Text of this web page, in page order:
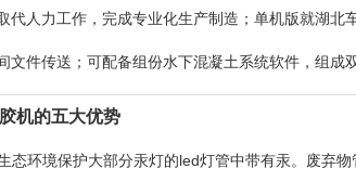
代人力工作，完成专业化生产制造；单机版就湖北
文件传送；可配备组份水下混凝土系统软件，组成
配备螺钉锁付组织湖
机的五大优势
态环境保护大部分汞灯的led灯管中带有汞。废弃